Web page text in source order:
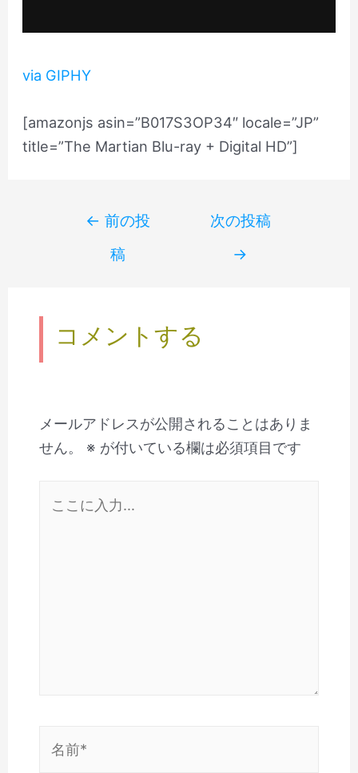
via GIPHY
[amazonjs asin=”B017S3OP34″ locale=”JP”
title=”The Martian Blu-ray + Digital HD”]
← 前の投
稿
次の投稿
→
コメントする
メールアドレスが公開されることはありま
せん。
※ が付いている欄は必須項目です